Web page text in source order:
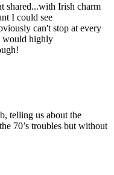
shared...with Irish charm
I could see
can't stop at every
would highly
telling us about the
70’s troubles but without